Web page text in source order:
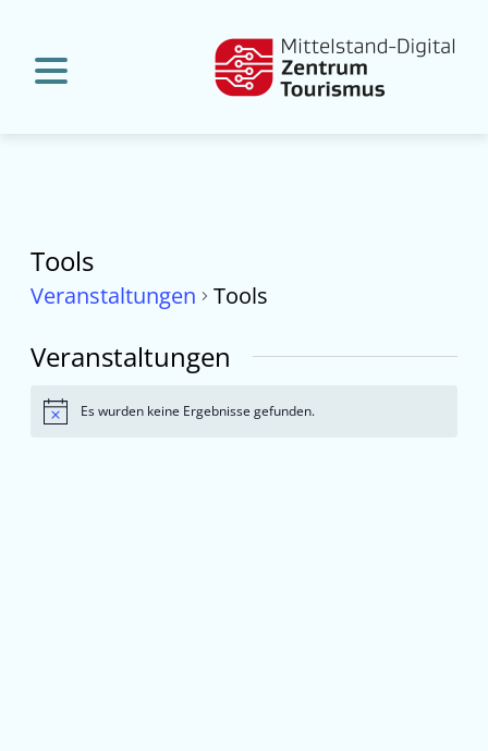
Tools
Veranstaltungen Tools
Veranstaltungen
HinweisEs wurden keine Ergebnisse gefunden.